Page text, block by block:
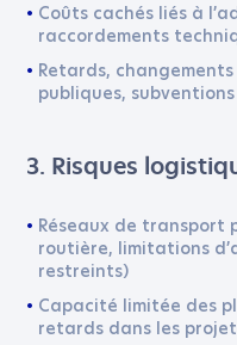
Coûts cachés liés à
raccordements
Retards,
publiques,
3. Risques
Réseaux de transport
routière, limitations
restreints)
Capacité limitée des
retards dans les